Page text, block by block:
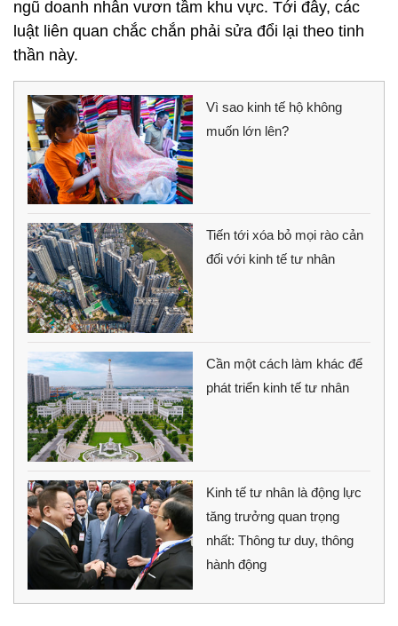
ngũ doanh nhân vươn tầm khu vực. Tới đây, các
luật liên quan chắc chắn phải sửa đổi lại theo tinh
thần này.
Vì sao kinh tế hộ không
muốn lớn lên?
Tiến tới xóa bỏ mọi rào cản
đối với kinh tế tư nhân
Cần một cách làm khác để
phát triển kinh tế tư nhân
Kinh tế tư nhân là động lực
tăng trưởng quan trọng
nhất: Thông tư duy, thông
hành động